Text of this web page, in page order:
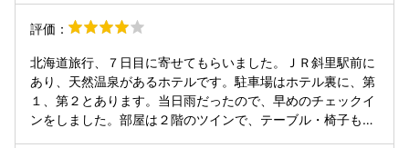
す。 朝食バイキングは、もう少し地元食材があっても良かっ
たかな・・とおもいました。
評価：
北海道旅行、７日目に寄せてもらいました。ＪＲ斜里駅前に
あり、天然温泉があるホテルです。駐車場はホテル裏に、第
１、第２とあります。当日雨だったので、早めのチェックイ
ンをしました。部屋は２階のツインで、テーブル・椅子もあ